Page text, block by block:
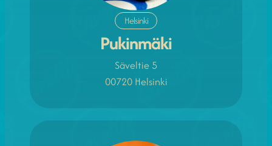
Helsinki
Pukinmäki
Säveltie 5
00720 Helsinki